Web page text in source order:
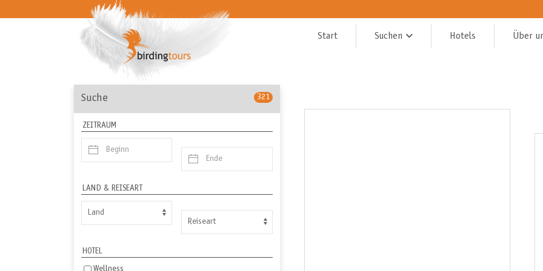
Start Suchen Hotels Über
Suche 321
ZEITRAUM
LAND & REISEART
HOTEL
Wellness